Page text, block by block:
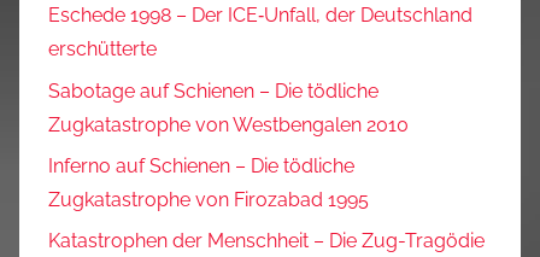
Eschede 1998 – Der ICE‑Unfall, der Deutschland
erschütterte
Sabotage auf Schienen – Die tödliche
Zugkatastrophe von Westbengalen 2010
Inferno auf Schienen – Die tödliche
Zugkatastrophe von Firozabad 1995
Katastrophen der Menschheit – Die Zug-Tragödie